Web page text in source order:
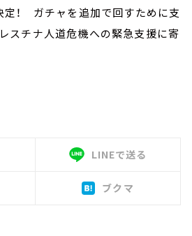
定！ ガチャを追加で回すために支
スチナ人道危機への緊急支援に寄
LINEで送る
ブクマ